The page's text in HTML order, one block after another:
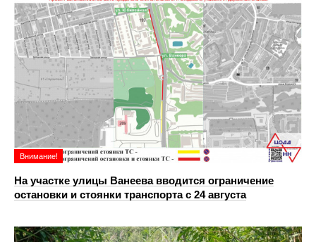
Внимание!
На участке улицы Ванеева вводится ограничение
остановки и стоянки транспорта с 24 августа